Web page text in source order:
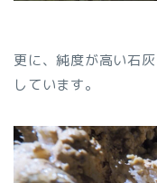
更に、純度が高い石
しています。